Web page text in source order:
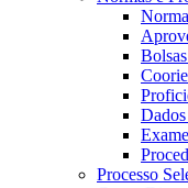
Dados
Processo